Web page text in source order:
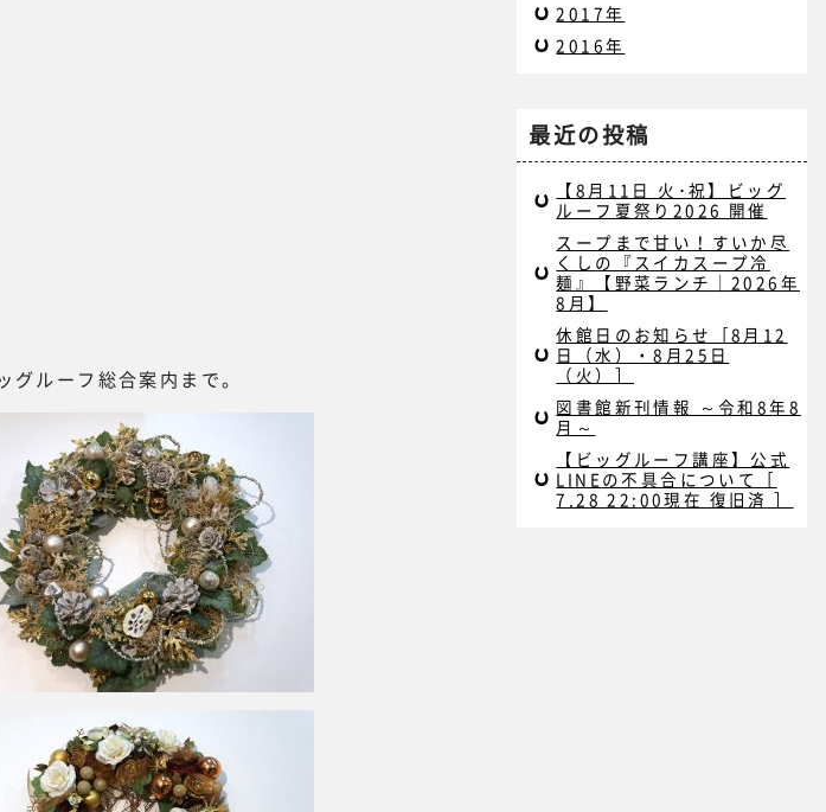
ルーフ総合案内まで。
2017年
2016年
最近の投稿
【8月11日 火･祝】ビッグ
ルーフ夏祭り2026 開催
スープまで甘い！すいか尽
くしの『スイカスープ冷
麺』【野菜ランチ｜2026年
8月】
休館日のお知らせ［8月12
日（水）・8月25日
（火）］
図書館新刊情報 ～令和8年8
月～
【ビッグルーフ講座】公式
LINEの不具合について［
7.28 22:00現在 復旧済 ］